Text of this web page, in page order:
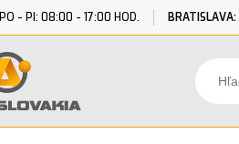
PO - PI: 08:00 - 17:00 HOD. BRATISLAVA: